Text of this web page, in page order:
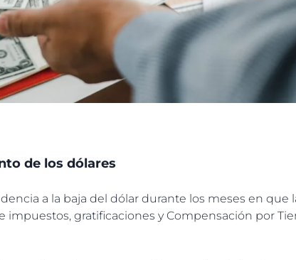
de los dólares
a la baja del dólar durante los meses en que
impuestos, gratificaciones y Compensación por